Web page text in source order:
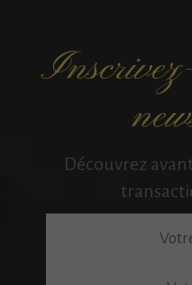
Découvrez